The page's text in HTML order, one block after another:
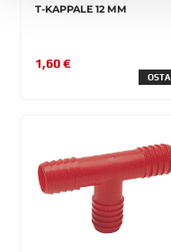
T-KAPPALE 12 MM
1,60 €
OSTA